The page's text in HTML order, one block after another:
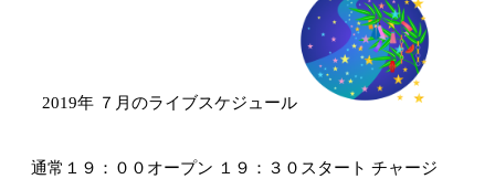
2019年 ７月のライブスケジュール
通常１９：００オープン １９：３０スタート チャージ